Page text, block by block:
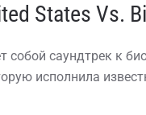
States Vs.
собой саундтрек
исполнила